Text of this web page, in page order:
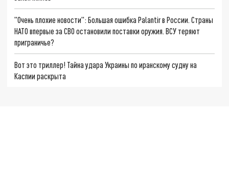
"Очень плохие новости": Большая ошибка Palantir в России. Страны
НАТО впервые за СВО остановили поставки оружия. ВСУ теряют
приграничье?
Вот это триллер! Тайна удара Украины по иранскому судну на
Каспии раскрыта